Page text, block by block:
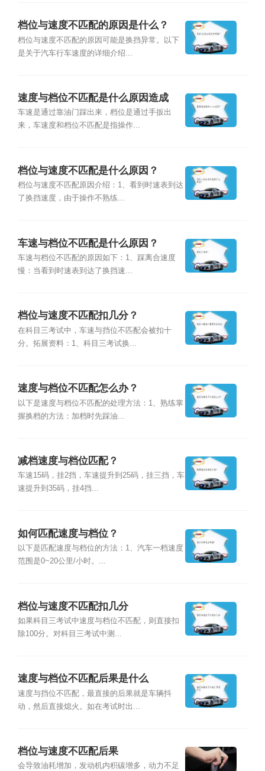
档位与速度不匹配的原因是什么？
档位与速度不匹配的原因可能是换挡异常。以下
是关于汽车行车速度的详细介绍...
速度与档位不匹配是什么原因造成
的？
车速是通过靠油门踩出来，档位是通过手扳出
来，车速度和档位不匹配是指操作...
档位与速度不匹配是什么原因？
档位与速度不匹配原因介绍：1、看到时速表到达
了换挡速度，由于操作不熟练...
车速与档位不匹配是什么原因？
车速与档位不匹配的原因如下：1、踩离合速度
慢：当看到时速表到达了换挡速...
档位与速度不匹配扣几分？
在科目三考试中，车速与挡位不匹配会被扣十
分。拓展资料：1、科目三考试换...
速度与档位不匹配怎么办？
以下是速度与档位不匹配的处理方法：1、熟练掌
握换档的方法：加档时先踩油...
减档速度与档位匹配？
车速15码，挂2挡，车速提升到25码，挂三挡，车
速提升到35码，挂4挡...
如何匹配速度与档位？
以下是匹配速度与档位的方法：1、汽车一档速度
范围是0~20公里/小时。...
档位与速度不匹配扣几分
如果科目三考试中速度与档位不匹配，则直接扣
除100分。对科目三考试中测...
速度与档位不匹配后果是什么
速度与挡位不匹配，最直接的后果就是车辆抖
动，然后直接熄火。如在考试时出...
档位与速度不匹配后果
会导致油耗增加，发动机内积碳增多，动力不足